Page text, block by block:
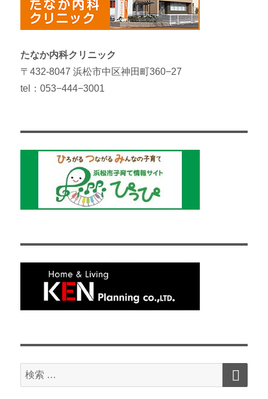
たなか内科クリニック
〒432-8047 浜松市中区神田町360−27
tel：053−444−3001
検
索
検